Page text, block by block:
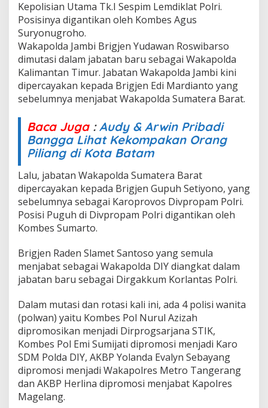
Kepolisian Utama Tk.I Sespim Lemdiklat Polri.
Posisinya digantikan oleh Kombes Agus
Suryonugroho.
Wakapolda Jambi Brigjen Yudawan Roswibarso
dimutasi dalam jabatan baru sebagai Wakapolda
Kalimantan Timur. Jabatan Wakapolda Jambi kini
dipercayakan kepada Brigjen Edi Mardianto yang
sebelumnya menjabat Wakapolda Sumatera Barat.
Baca Juga:Audy & Arwin Pribadi
Bangga Lihat Kekompakan Orang
Piliang di Kota Batam
Lalu, jabatan Wakapolda Sumatera Barat
dipercayakan kepada Brigjen Gupuh Setiyono, yang
sebelumnya sebagai Karoprovos Divpropam Polri.
Posisi Puguh di Divpropam Polri digantikan oleh
Kombes Sumarto.
Brigjen Raden Slamet Santoso yang semula
menjabat sebagai Wakapolda DIY diangkat dalam
jabatan baru sebagai Dirgakkum Korlantas Polri.
Dalam mutasi dan rotasi kali ini, ada 4 polisi wanita
(polwan) yaitu Kombes Pol Nurul Azizah
dipromosikan menjadi Dirprogsarjana STIK,
Kombes Pol Emi Sumijati dipromosi menjadi Karo
SDM Polda DIY, AKBP Yolanda Evalyn Sebayang
dipromosi menjadi Wakapolres Metro Tangerang
dan AKBP Herlina dipromosi menjabat Kapolres
Magelang.